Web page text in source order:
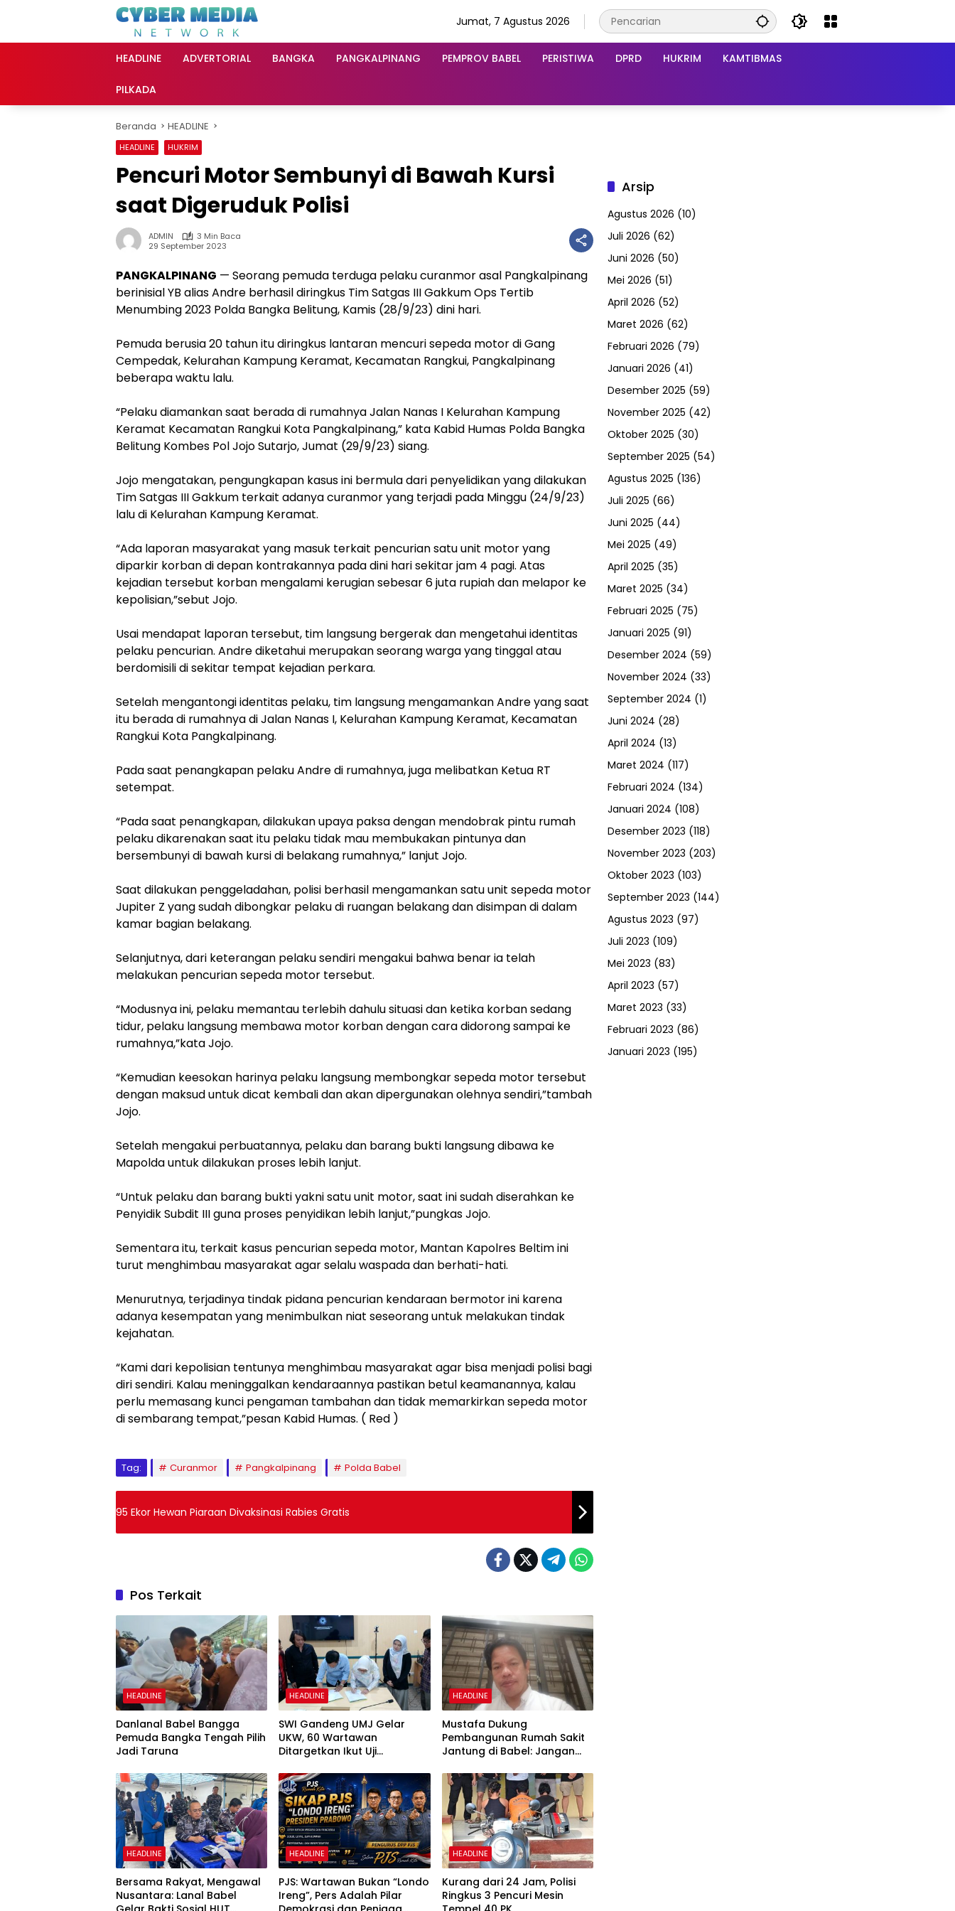
Jumat, 7 Agustus 2026
HEADLINE ADVERTORIAL BANGKA PANGKALPINANG PEMPROV BABEL PERISTIWA DPRD HUKRIM KAMTIBMAS
PILKADA
Beranda HEADLINE
HEADLINE HUKRIM
Pencuri Motor Sembunyi di Bawah Kursi
saat Digeruduk Polisi
ADMIN
3 Min Baca
29 September 2023
PANGKALPINANG — Seorang pemuda terduga pelaku curanmor asal Pangkalpinang
berinisial YB alias Andre berhasil diringkus Tim Satgas III Gakkum Ops Tertib
Menumbing 2023 Polda Bangka Belitung, Kamis (28/9/23) dini hari.
Pemuda berusia 20 tahun itu diringkus lantaran mencuri sepeda motor di Gang
Cempedak, Kelurahan Kampung Keramat, Kecamatan Rangkui, Pangkalpinang
beberapa waktu lalu.
“Pelaku diamankan saat berada di rumahnya Jalan Nanas I Kelurahan Kampung
Keramat Kecamatan Rangkui Kota Pangkalpinang,” kata Kabid Humas Polda Bangka
Belitung Kombes Pol Jojo Sutarjo, Jumat (29/9/23) siang.
Jojo mengatakan, pengungkapan kasus ini bermula dari penyelidikan yang dilakukan
Tim Satgas III Gakkum terkait adanya curanmor yang terjadi pada Minggu (24/9/23)
lalu di Kelurahan Kampung Keramat.
“Ada laporan masyarakat yang masuk terkait pencurian satu unit motor yang
diparkir korban di depan kontrakannya pada dini hari sekitar jam 4 pagi. Atas
kejadian tersebut korban mengalami kerugian sebesar 6 juta rupiah dan melapor ke
kepolisian,”sebut Jojo.
Usai mendapat laporan tersebut, tim langsung bergerak dan mengetahui identitas
pelaku pencurian. Andre diketahui merupakan seorang warga yang tinggal atau
berdomisili di sekitar tempat kejadian perkara.
Setelah mengantongi identitas pelaku, tim langsung mengamankan Andre yang saat
itu berada di rumahnya di Jalan Nanas I, Kelurahan Kampung Keramat, Kecamatan
Rangkui Kota Pangkalpinang.
Pada saat penangkapan pelaku Andre di rumahnya, juga melibatkan Ketua RT
setempat.
“Pada saat penangkapan, dilakukan upaya paksa dengan mendobrak pintu rumah
pelaku dikarenakan saat itu pelaku tidak mau membukakan pintunya dan
bersembunyi di bawah kursi di belakang rumahnya,” lanjut Jojo.
Saat dilakukan penggeladahan, polisi berhasil mengamankan satu unit sepeda motor
Jupiter Z yang sudah dibongkar pelaku di ruangan belakang dan disimpan di dalam
kamar bagian belakang.
Selanjutnya, dari keterangan pelaku sendiri mengakui bahwa benar ia telah
melakukan pencurian sepeda motor tersebut.
“Modusnya ini, pelaku memantau terlebih dahulu situasi dan ketika korban sedang
tidur, pelaku langsung membawa motor korban dengan cara didorong sampai ke
rumahnya,”kata Jojo.
“Kemudian keesokan harinya pelaku langsung membongkar sepeda motor tersebut
dengan maksud untuk dicat kembali dan akan dipergunakan olehnya sendiri,”tambah
Jojo.
Setelah mengakui perbuatannya, pelaku dan barang bukti langsung dibawa ke
Mapolda untuk dilakukan proses lebih lanjut.
“Untuk pelaku dan barang bukti yakni satu unit motor, saat ini sudah diserahkan ke
Penyidik Subdit III guna proses penyidikan lebih lanjut,”pungkas Jojo.
Sementara itu, terkait kasus pencurian sepeda motor, Mantan Kapolres Beltim ini
turut menghimbau masyarakat agar selalu waspada dan berhati-hati.
Menurutnya, terjadinya tindak pidana pencurian kendaraan bermotor ini karena
adanya kesempatan yang menimbulkan niat seseorang untuk melakukan tindak
kejahatan.
“Kami dari kepolisian tentunya menghimbau masyarakat agar bisa menjadi polisi bagi
diri sendiri. Kalau meninggalkan kendaraannya pastikan betul keamanannya, kalau
perlu memasang kunci pengaman tambahan dan tidak memarkirkan sepeda motor
di sembarang tempat,”pesan Kabid Humas. ( Red )
Tag: Curanmor Pangkalpinang Polda Babel
95 Ekor Hewan Piaraan Divaksinasi Rabies Gratis
Pos Terkait
HEADLINE
Danlanal Babel Bangga
Pemuda Bangka Tengah Pilih
Jadi Taruna
HEADLINE
SWI Gandeng UMJ Gelar
UKW, 60 Wartawan
Ditargetkan Ikut Uji
HEADLINE
Mustafa Dukung
Pembangunan Rumah Sakit
Jantung di Babel: Jangan
Daerah
HEADLINE
Bersama Rakyat, Mengawal
Nusantara: Lanal Babel
HEADLINE
PJS: Wartawan Bukan “Londo
Ireng”, Pers Adalah Pilar
HEADLINE
Kurang dari 24 Jam, Polisi
Ringkus 3 Pencuri Mesin
Arsip
Agustus 2026 (10)
Juli 2026 (62)
Juni 2026 (50)
Mei 2026 (51)
April 2026 (52)
Maret 2026 (62)
Februari 2026 (79)
Januari 2026 (41)
Desember 2025 (59)
November 2025 (42)
Oktober 2025 (30)
September 2025 (54)
Agustus 2025 (136)
Juli 2025 (66)
Juni 2025 (44)
Mei 2025 (49)
April 2025 (35)
Maret 2025 (34)
Februari 2025 (75)
Januari 2025 (91)
Desember 2024 (59)
November 2024 (33)
September 2024 (1)
Juni 2024 (28)
April 2024 (13)
Maret 2024 (117)
Februari 2024 (134)
Januari 2024 (108)
Desember 2023 (118)
November 2023 (203)
Oktober 2023 (103)
September 2023 (144)
Agustus 2023 (97)
Juli 2023 (109)
Mei 2023 (83)
April 2023 (57)
Maret 2023 (33)
Februari 2023 (86)
Januari 2023 (195)